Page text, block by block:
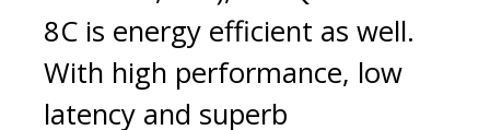
8C is energy efficient as well.
With high performance, low
latency and superb